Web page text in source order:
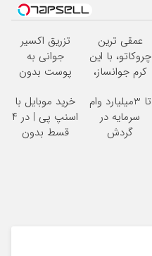
عمقی ترین
چروکاتو، با این
کرم جوانساز،
تخفیف سفارش
فوری)
تزریق اکسیر
جوانی به
پوست بدون
تا 3میلیارد وام
سرمایه در
گردش
خرید موبایل با
اسنپ پی | در ۴
قسط بدون